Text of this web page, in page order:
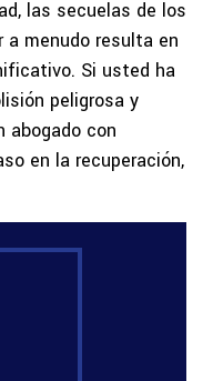
las secuelas de los
menudo resulta en
Si usted ha
peligrosa y
abogado con
en la recuperación,